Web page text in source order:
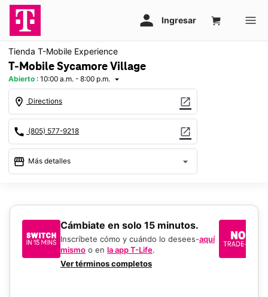
Tienda T-Mobile Experience
T-Mobile Sycamore Village
Abierto : 10:00 a.m. - 8:00 p.m. arrow_drop_down
location_on Directions open_in_new
call (805) 577-9218 open_in_new
storefront Más detalles arrow_drop_down
10:00 a.m. a 8:00 p.m.
Mar.: 10:00 a.m. a 8:00 p.m.
10:00 a.m. a 8:00 p.m.
Jue.:10:00 a.m. a 8:00 p.m.
​​​​​​​Cámbiate en solo 15 minutos.
Inscríbete cómo y cuándo lo desees-aquí
mismo o en la app T-Life.
Ver términos completos